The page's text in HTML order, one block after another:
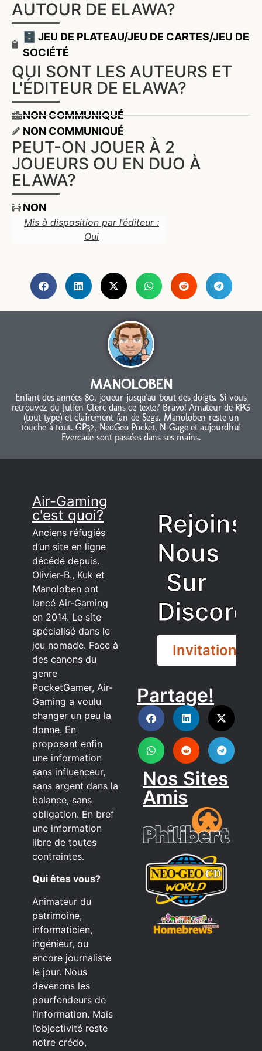
AUTOUR DE ELAWA?
🗄️ JEU DE PLATEAU/JEU DE CARTES/JEU DE
SOCIÉTÉ
QUI SONT LES AUTEURS ET
L'ÉDITEUR DE ELAWA?
NON COMMUNIQUÉ
NON COMMUNIQUÉ
PEUT-ON JOUER À 2
JOUEURS OU EN DUO À
ELAWA?
NON
Mis à disposition par l’éditeur :
Oui
MANOLOBEN
Enfant des années 80, joueur jusqu'au bout des doigts. Si vous
retrouvez du Julien Clerc dans ce texte? Bravo! Amateur de RPG
(tout type) et clairement fan de Sega. Manoloben reste un
touche à tout. GP32, NeoGeo Pocket, N-Gage et aujourdhui
Evercade sont passées dans ses mains.
Air-Gaming
c'est quoi?
Anciens réfugiés
d’un site en ligne
décédé depuis.
Olivier-B., Kuk et
Manoloben ont
lancé Air-Gaming
en 2014. Le site
spécialisé dans le
jeu nomade. Face à
des canons du
genre
PocketGamer, Air-
Gaming a voulu
changer un peu la
donne. En
proposant enfin
une information
sans influenceur,
sans argent dans la
balance, sans
obligation. En bref
une information
libre de toutes
contraintes.
Qui êtes vous?
Animateur du
patrimoine,
informaticien,
ingénieur, ou
encore journaliste
le jour. Nous
devenons les
pourfendeurs de
l’information. Mais
l’objectivité reste
notre crédo,
Rejoins
Nous
Sur
Discord
Invitation
DISCORD
Partage!
Nos Sites
Amis